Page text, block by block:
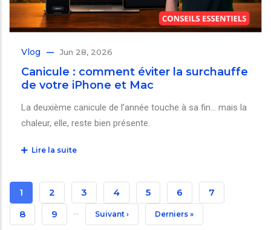
Vlog Jun 28, 2026
Canicule : comment éviter la surchauffe
de votre iPhone et Mac
La deuxième canicule de l’année touche à sa fin… mais la
chaleur, elle, reste bien présente.
Lire la suite
Pagination
Page
Courante
1 Page
2 Page
3 Page
4 Page
5 Page
6 Page
7
Page
8 Page
9 … Page
Suivant › Dernière
Derniers »